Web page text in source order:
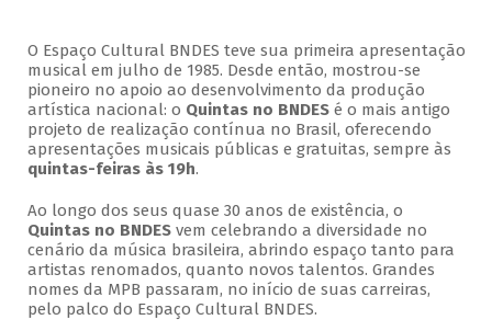
O Espaço Cultural BNDES teve sua primeira apresentação
musical em julho de 1985. Desde então, mostrou-se
pioneiro no apoio ao desenvolvimento da produção
artística nacional: o Quintas no BNDESé o mais antigo
projeto de realização contínua no Brasil, oferecendo
apresentações musicais públicas e gratuitas, sempre às
quintas-feiras às 19h.
Ao longo dos seus quase 30 anos de existência, o
Quintas no BNDESvem celebrando a diversidade no
cenário da música brasileira, abrindo espaço tanto para
artistas renomados, quanto novos talentos. Grandes
nomes da MPB passaram, no início de suas carreiras,
pelo palco do Espaço Cultural BNDES.